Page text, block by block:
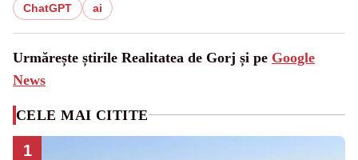
ChatGPT ai
Urmărește știrile Realitatea de Gorj și pe Google
News
CELE MAI CITITE
1